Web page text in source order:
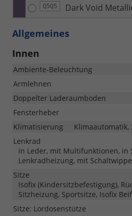
Q5Q5 Dark Void
Allgemeines
Innen
Ambiente-Beleuchtung
Armlehnen
Doppelter Laderaumboden
Fensterheber
Klimatisierung
Klimaautomatik,
Lenkrad
in Leder, mit Multifunktionen, in
Lenkradheizung, mit
Sitze
Isofix (Kindersitzbefestigung),
Sitzheizung, Sportsitze, Isofix
Sitze: Lordosenstütze